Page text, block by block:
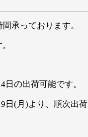
承っております。
の出荷可能です。
(月)より、順次出荷